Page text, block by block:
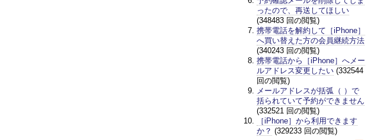
ったので、再送してほしい
(348483 回の閲覧)
携帯電話を解約して［iPhone］
へ買い替えた方の会員継続方法
(340243 回の閲覧)
携帯電話から［iPhone］へメー
ルアドレス変更したい (332544
回の閲覧)
メールアドレスが括弧（ ）で
括られていて予約ができません
(332521 回の閲覧)
［iPhone］から利用できます
か？ (329233 回の閲覧)